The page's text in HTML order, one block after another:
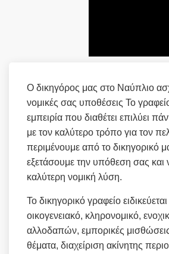
Ο δικηγόρος μας στο Ναύπλιο
νομικές σας υποθέσεις Το
εμπειρία που διαθέτει επιλύει
με τον καλύτερο τρόπο για τον
περιμένουμε από το δικηγορικό
εξετάσουμε την υπόθεση σας και
καλύτερη νομική λύση.
Το δικηγορικό γραφείο
οικογενειακό, κληρονομικό,
αλλοδαπών, εμπορικές
θέματα, διαχείριση ακίνητης